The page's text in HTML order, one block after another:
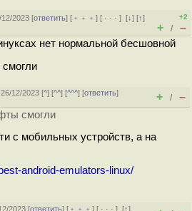
2023 [ответить] [ ﹢﹢﹢] [ · · ·][↓] [↑]
+2
+ / –
нет нормальной бесшовной
12/2023 [^] [^^] [^^^] [ответить]
+ / –
смогли
с мобильных устройств, а на
android-emulators-linux/
2023 [ответить] [ ﹢﹢﹢] [ · · ·][↑]